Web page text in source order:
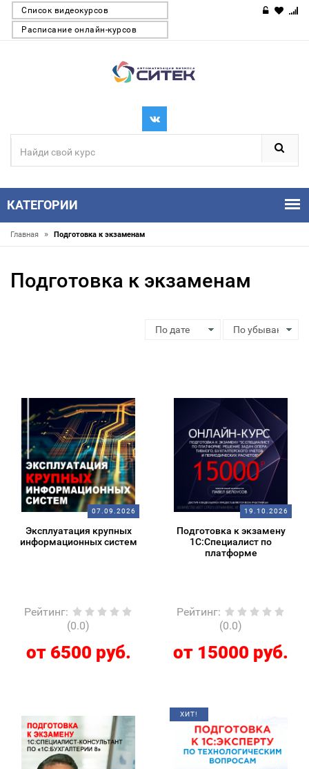
Список видеокурсов
Расписание онлайн-курсов
КАТЕГОРИИ
Главная » Подготовка к экзаменам
Подготовка к экзаменам
07.09.2026
Эксплуатация крупных
информационных систем
Рейтинг:
(0.0)
от 6500 руб.
19.10.2026
Подготовка к экзамену
1С:Специалист по
платформе
Рейтинг:
(0.0)
от 15000 руб.
ХИТ!